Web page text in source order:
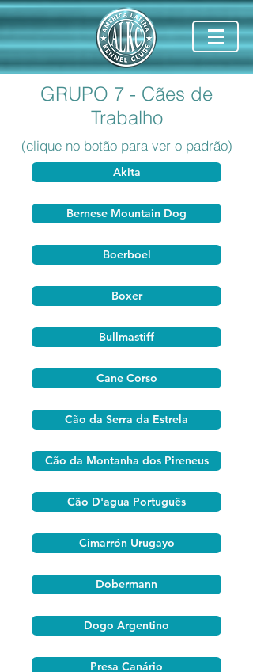
GRUPO 7 - Cães de
Trabalho
(clique no botão para ver o padrão)
Akita
Bernese Mountain Dog
Boerboel
Boxer
Bullmastiff
Cane Corso
Cão da Serra da Estrela
Cão da Montanha dos Pireneus
Cão D'agua Português
Cimarrón Urugayo
Dobermann
Dogo Argentino
Presa Canário